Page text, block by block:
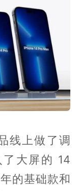
线上做了调
大屏的 14
的基础款和